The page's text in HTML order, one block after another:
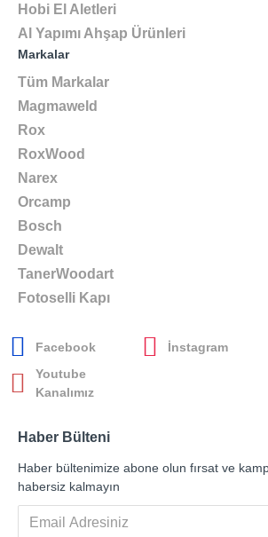
Hobi El Aletleri
Al Yapımı Ahşap Ürünleri
Markalar
Tüm Markalar
Magmaweld
Rox
RoxWood
Narex
Orcamp
Bosch
Dewalt
TanerWoodart
Fotoselli Kapı
Facebook İnstagram
Youtube
Kanalımız
Haber Bülteni
Haber bültenimize abone olun fırsat ve
habersiz kalmayın